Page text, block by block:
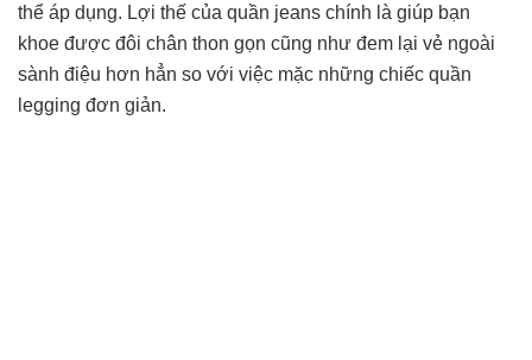
thể áp dụng. Lợi thế của quần jeans chính là giúp bạn
khoe được đôi chân thon gọn cũng như đem lại vẻ ngoài
sành điệu hơn hẳn so với việc mặc những chiếc quần
legging đơn giản.